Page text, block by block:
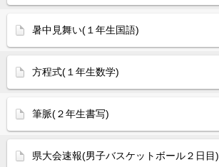
暑中見舞い(１年生国語)
方程式(１年生数学)
筆脈(２年生書写)
県大会速報(男子バスケットボール２日目)